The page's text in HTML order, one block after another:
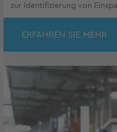
zur Identifizierung von
ERFAHREN SIE MEHR